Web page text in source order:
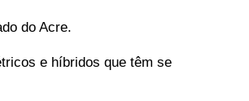
do Acre.
e híbridos que têm se